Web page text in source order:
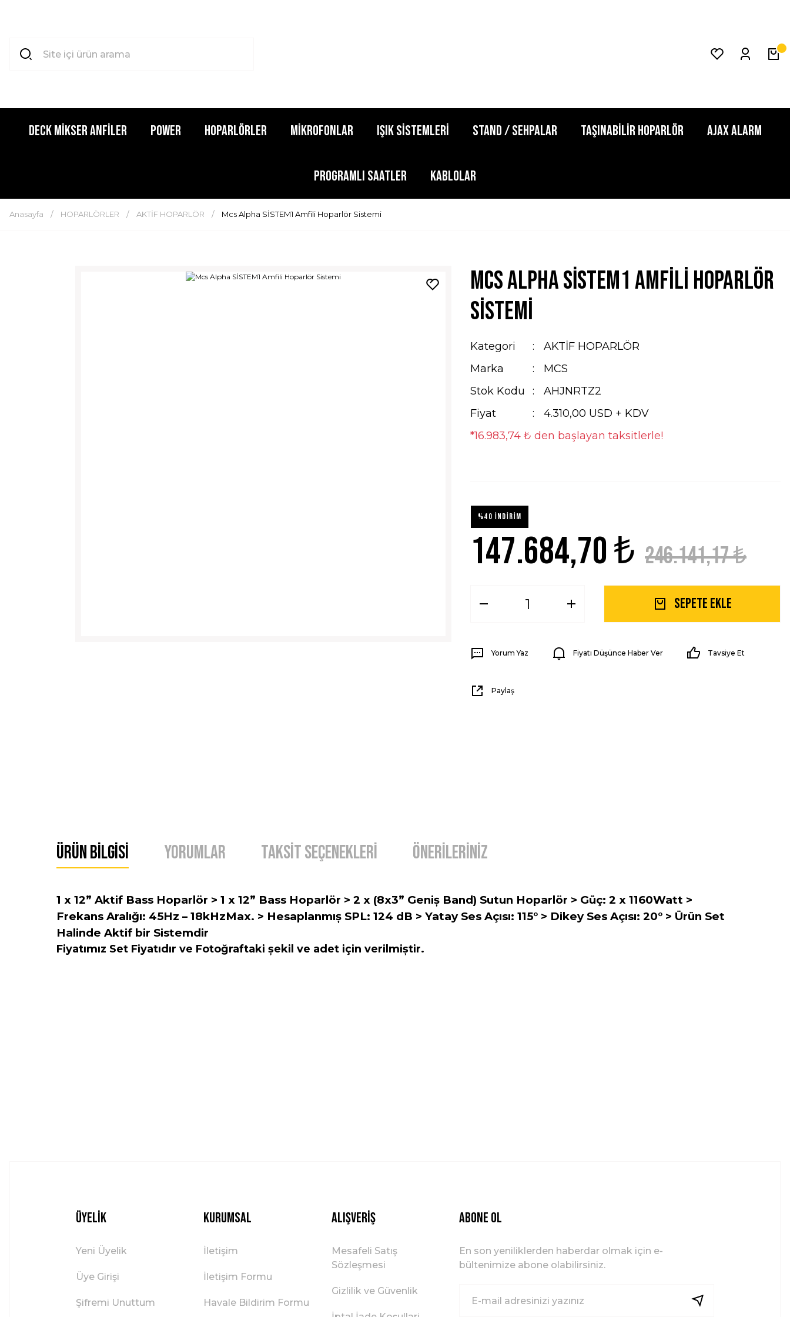
DECK MİKSER ANFİLER POWER HOPARLÖRLER MİKROFONLAR IŞIK SİSTEMLERİ STAND / SEHPALAR TAŞINABİLİR HOPARLÖR AJAX ALARM
PROGRAMLI SAATLER KABLOLAR
Anasayfa HOPARLÖRLER AKTİF HOPARLÖR Mcs Alpha SİSTEM1 Amfili Hoparlör Sistemi
Mcs Alpha SİSTEM1 Amfili Hoparlör
Sistemi
Kategori
AKTİF HOPARLÖR
Marka
MCS
Stok Kodu
AHJNRTZ2
Fiyat
4.310,00 USD + KDV
*16.983,74 ₺ den başlayan taksitlerle!
%40 İNDİRİM
147.684,70 ₺ 246.141,17 ₺
Sepete Ekle
Yorum Yaz Fiyatı Düşünce Haber Ver Tavsiye Et
Paylaş
Ürün Bilgisi Yorumlar Taksit Seçenekleri Önerileriniz
1 x 12” Aktif Bass Hoparlör > 1 x 12” Bass Hoparlör > 2 x (8x3” Geniș Band) Sutun Hoparlör > Güç: 2 x 1160Watt >
Frekans Aralığı: 45Hz – 18kHzMax. > Hesaplanmıș SPL: 124 dB > Yatay Ses Açısı: 115° > Dikey Ses Açısı: 20° > Ürün Set
Halinde Aktif bir Sistemdir
Fiyatımız Set Fiyatıdır ve Fotoğraftaki șekil ve adet için verilmiștir.
Üyelik
Yeni Üyelik
Üye Girişi
Şifremi Unuttum
Kurumsal
İletişim
İletişim Formu
Havale Bildirim Formu
Alışveriş
Mesafeli Satış
Sözleşmesi
Gizlilik ve Güvenlik
ABONE OL
En son yeniliklerden haberdar olmak için e-
bültenimize abone olabilirsiniz.